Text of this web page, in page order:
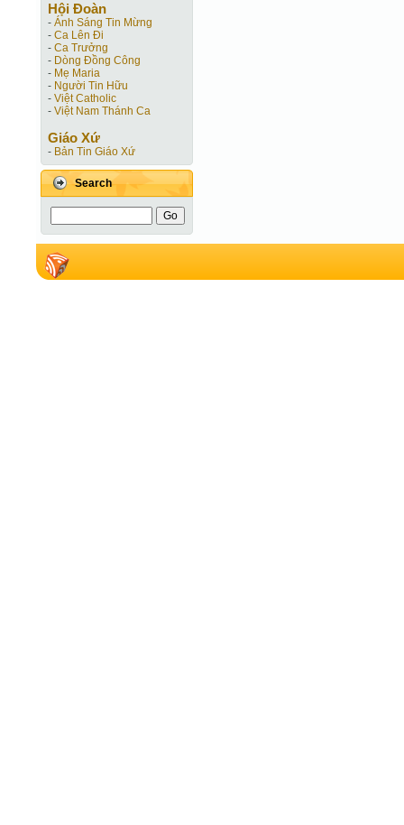
Hội Ðoàn
- Ánh Sáng Tin Mừng
- Ca Lên Đi
- Ca Trưởng
- Dòng Đồng Công
- Mẹ Maria
- Người Tin Hữu
- Việt Catholic
- Việt Nam Thánh Ca
Giáo Xứ
- Bản Tin Giáo Xứ
Search